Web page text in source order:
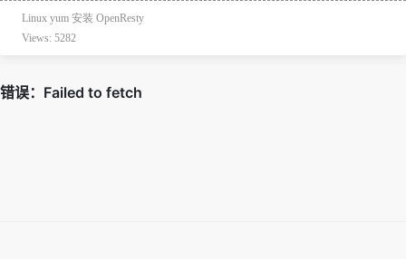
Linux yum 安装 OpenResty
Views: 5282